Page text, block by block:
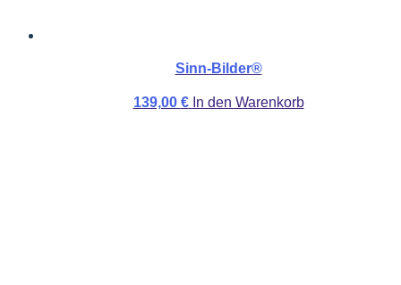
Sinn-Bilder®
139,00 € In den Warenkorb